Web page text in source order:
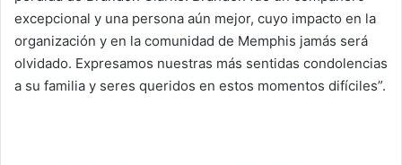
excepcional y una persona aún mejor, cuyo impacto en la
organización y en la comunidad de Memphis jamás será
olvidado. Expresamos nuestras más sentidas condolencias
a su familia y seres queridos en estos momentos difíciles”.